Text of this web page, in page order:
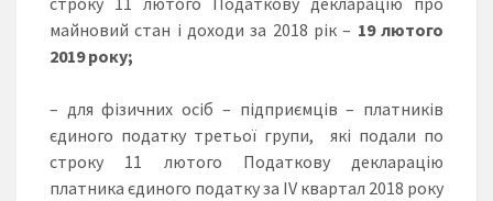
майновий стан і доходи за 2018 рік – 19лютого
2019 року;
– для фізичних осіб – підприємців – платників
єдиного податку третьої групи, які подали по
строку 11 лютого Податкову декларацію
платника єдиного податку за IV квартал 2018 року